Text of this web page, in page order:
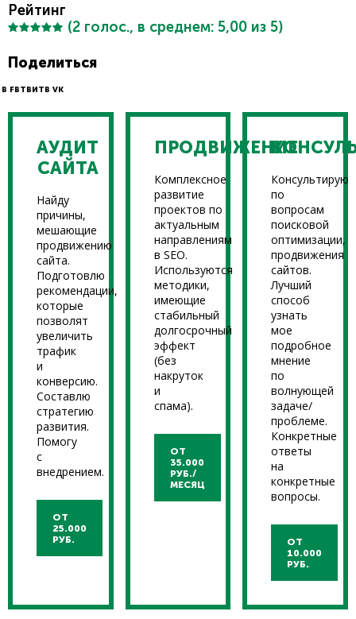
Рейтинг
(2 голос., в среднем: 5,00 из 5)
Поделиться
В FBТВИТВ VK
АУДИТ
САЙТА
Найду
причины,
мешающие
продвижению
сайта.
Подготовлю
рекомендации,
которые
позволят
увеличить
трафик
и
конверсию.
Составлю
стратегию
развития.
Помогу
с
внедрением.
ОТ
25.000
РУБ.
ПРОДВИЖЕНИЕ
Комплексное
развитие
проектов по
актуальным
направлениям
в SEO.
Используются
методики,
имеющие
стабильный
долгосрочный
эффект
(без
накруток
и
спама).
ОТ
35.000
РУБ./
МЕСЯЦ
Консультирую
по
вопросам
поисковой
оптимизации,
продвижения
сайтов.
Лучший
способ
узнать
мое
подробное
мнение
по
волнующей
задаче/
проблеме.
Конкретные
ответы
на
конкретные
вопросы.
ОТ
10.000
РУБ.